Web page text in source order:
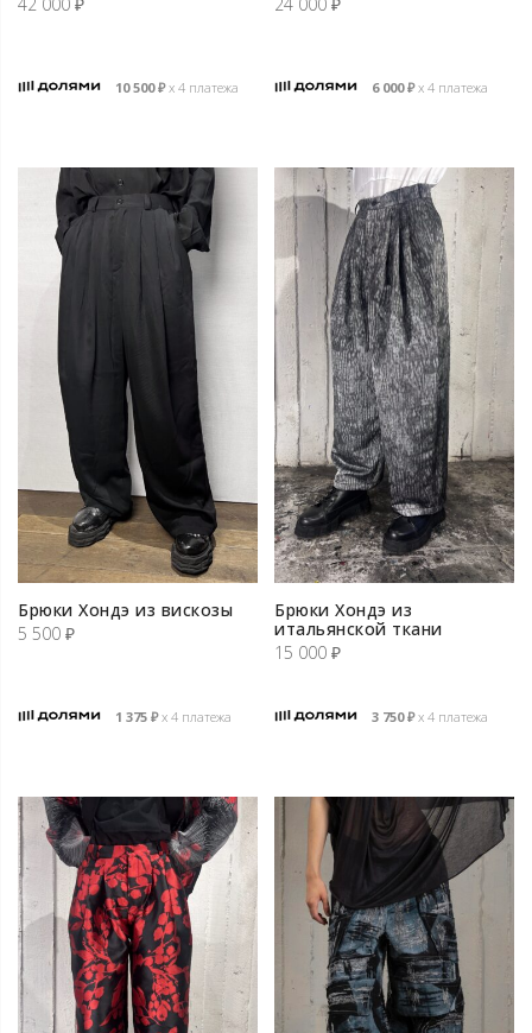
10 500₽х 4 платежа 6 000₽х 4 платежа
Брюки Хондэ из вискозы
5 500 ₽
1 375 ₽х 4 платежа
Брюки Хондэ из
итальянской ткани
15 000 ₽
3 750₽х 4 платежа